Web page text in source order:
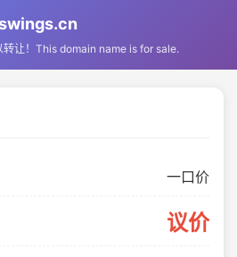
转让！This domain name is for sale.
一口价
议价